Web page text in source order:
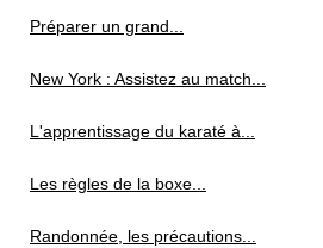
Préparer un grand...
New York : Assistez au match...
L'apprentissage du karaté à...
Les règles de la boxe...
Randonnée, les précautions...